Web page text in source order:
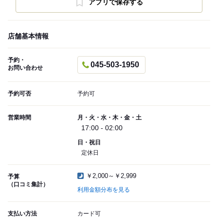
アプリで保存する
店舗基本情報
予約・
お問い合わせ
045-503-1950
予約可否 予約可
営業時間 月・火・水・木・金・土
17:00 - 02:00
日・祝日
定休日
予算
（口コミ集計）
￥2,000～￥2,999
利用金額分布を見る
支払い方法
カード可